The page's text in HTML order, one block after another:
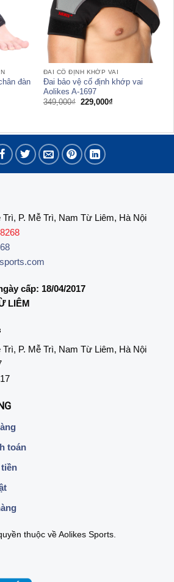
đàn
ĐAI CỐ ĐỊNH KHỚP VAI
Đai bảo vệ cố định khớp vai
Aolikes A-1697
349,000₫ Giá
229,000₫Giá
229,000₫.
Trì, P. Mễ Trì, Nam Từ Liêm, Hà Nội
cấp: 18/04/2017
LIÊM
Trì, P. Mễ Trì, Nam Từ Liêm, Hà Nội
toán
thuộc về Aolikes Sports.